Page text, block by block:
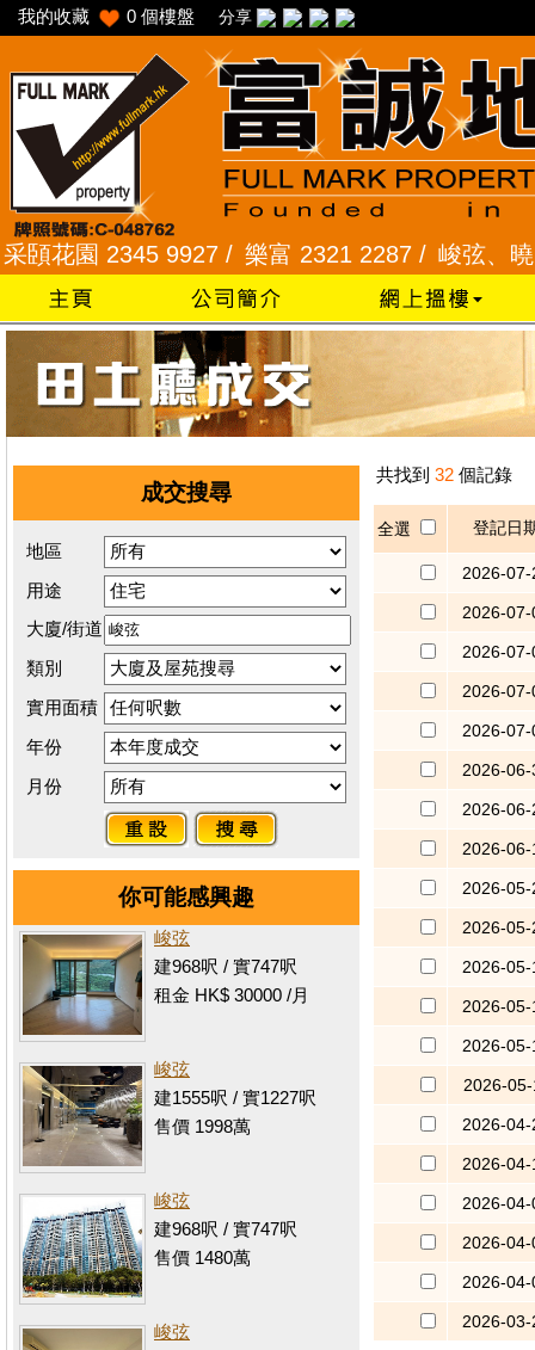
我的收藏 0 個樓盤 分享
花園 2345 9927 /樂富 2321 2287 /峻弦、曉暉
成交搜尋
地區
用途
大廈/街道
類別
實用面積
年份
月份
你可能感興趣
峻弦
建968呎 / 實747呎
租金 HK$ 30000 /月
峻弦
建1555呎 / 實1227呎
售價 1998萬
峻弦
建968呎 / 實747呎
售價 1480萬
峻弦
共找到 32 個記錄
全選 登記日
2026-07-
2026-07-
2026-07-
2026-07-
2026-07-
2026-06-
2026-06-
2026-06-
2026-05-
2026-05-
2026-05-
2026-05-
2026-05-
2026-05-
2026-04-
2026-04-
2026-04-
2026-04-
2026-04-
2026-03-